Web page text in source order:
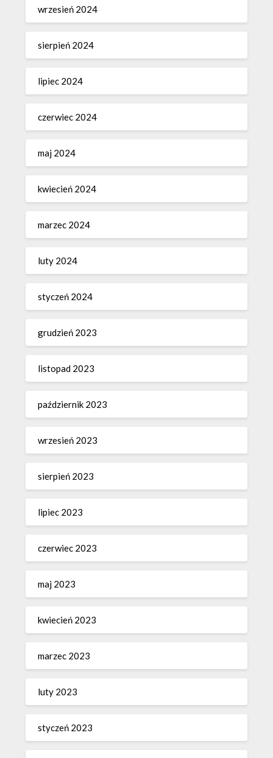
wrzesień 2024
sierpień 2024
lipiec 2024
czerwiec 2024
maj 2024
kwiecień 2024
marzec 2024
luty 2024
styczeń 2024
grudzień 2023
listopad 2023
październik 2023
wrzesień 2023
sierpień 2023
lipiec 2023
czerwiec 2023
maj 2023
kwiecień 2023
marzec 2023
luty 2023
styczeń 2023